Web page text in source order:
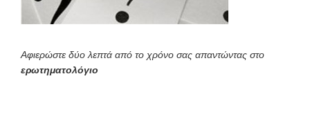
Αφιερώστε δύο λεπτά από το χρόνο σας απαντώντας στο
ερωτηματολόγιο